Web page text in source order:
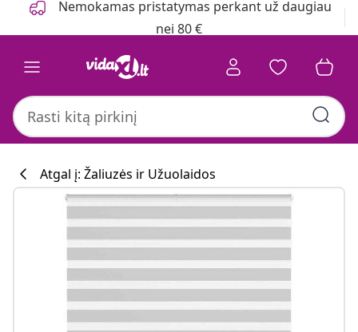
Nemokamas pristatymas perkant už daugiau
nei 80 €
Atgal į: Žaliuzės ir Užuolaidos